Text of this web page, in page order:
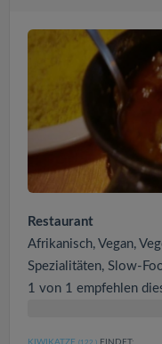
Restaurant
Afrikanisch, Vegan,
Spezialitäten, Slow-
1 von 1 empfehlen